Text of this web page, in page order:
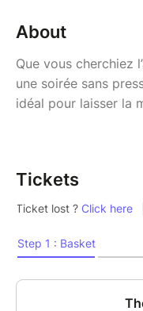
About
Que vous cherchiez
une soirée sans
idéal pour laisser la
Tickets